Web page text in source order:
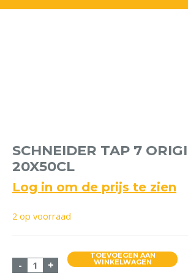
SCHNEIDER TAP 7
20X50CL
Log in om de prijs te zien
2 op voorraad
- Schneider Tap 7 Original 20x50cl
+
TOEVOEGEN AAN
WINKELWAGEN